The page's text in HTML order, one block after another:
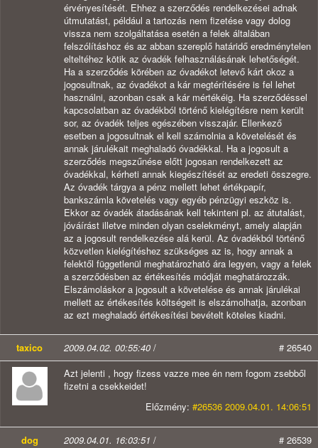
érvényesítését. Ehhez a szerződés rendelkezései adnak
útmutatást, például a tartozás nem fizetése vagy dolog
vissza nem szolgáltatása esetén a felek általában
felszólításhoz és az abban szereplő határidő eredménytelen
elteltéhez kötik az óvadék felhasználásának lehetőségét.
Ha a szerződés körében az óvadékot letevő kárt okoz a
jogosultnak, az óvadékot a kár megtérítésére is fel lehet
használni, azonban csak a kár mértékéig. Ha szerződéssel
kapcsolatban az óvadékból történő kielégítésre nem került
sor, az óvadék teljes egészében visszajár. Ellenkező
esetben a jogosultnak el kell számolnia a követelését és
annak járulékait meghaladó óvadékkal. Ha a jogosult a
szerződés megszűnése előtt jogosan rendelkezett az
óvadékkal, kérheti annak kiegészítését az eredeti összegre.
Az óvadék tárgya a pénz mellett lehet értékpapír,
bankszámla követelés vagy egyéb pénzügyi eszköz is.
Ekkor az óvadék átadásának kell tekinteni pl. az átutalást,
jóváírást illetve minden olyan cselekményt, amely alapján
az a jogosult rendelkezése alá kerül. Az óvadékból történő
közvetlen kielégítéshez szükséges az is, hogy annak a
felektől függetlenül meghatározható ára legyen, vagy a felek
a szerződésben az értékesítés módját meghatározzák.
Elszámoláskor a jogosult a követelése és annak járulékai
mellett az értékesítés költségeit is elszámolhatja, azonban
az ezt meghaladó értékesítési bevételt köteles kiadni.
taxico 2009.04.02. 00:55:40 /
# 26540
Azt jelenti , hogy fizess vazze mee én nem fogom zsebből
fizetni a csekkeidet!
Előzmény: #26536 2009.04.01. 14:06:51
dog 2009.04.01. 16:03:51 /
# 26539